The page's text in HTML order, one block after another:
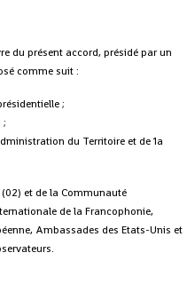
du présent accord, présidé par un
comme suit :
;
;
du Territoire et de 1a
et de la Communauté
de la Francophonie,
Ambassades des Etats-Unis et